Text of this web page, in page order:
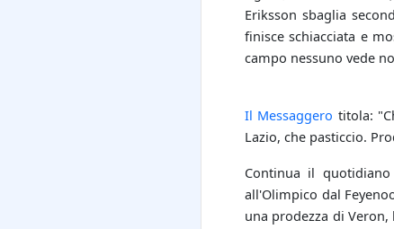
Eriksson sbaglia
finisce schiacciata e
campo nessuno vede
Il Messaggero titola:
Lazio, che pasticcio.
Continua il
all'Olimpico dal
una prodezza di